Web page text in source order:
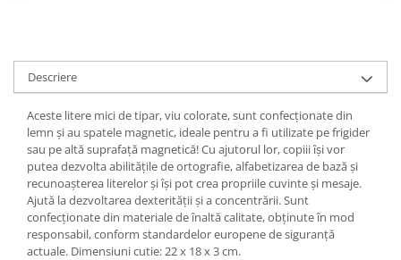
Descriere
Aceste litere mici de tipar, viu colorate, sunt confecționate din
lemn și au spatele magnetic, ideale pentru a fi utilizate pe frigider
sau pe altă suprafață magnetică! Cu ajutorul lor, copiii își vor
putea dezvolta abilitățile de ortografie, alfabetizarea de bază și
recunoașterea literelor și își pot crea propriile cuvinte și mesaje.
Ajută la dezvoltarea dexterității și a concentrării. Sunt
confecționate din materiale de înaltă calitate, obținute în mod
responsabil, conform standardelor europene de siguranță
actuale. Dimensiuni cutie: 22 x 18 x 3 cm.